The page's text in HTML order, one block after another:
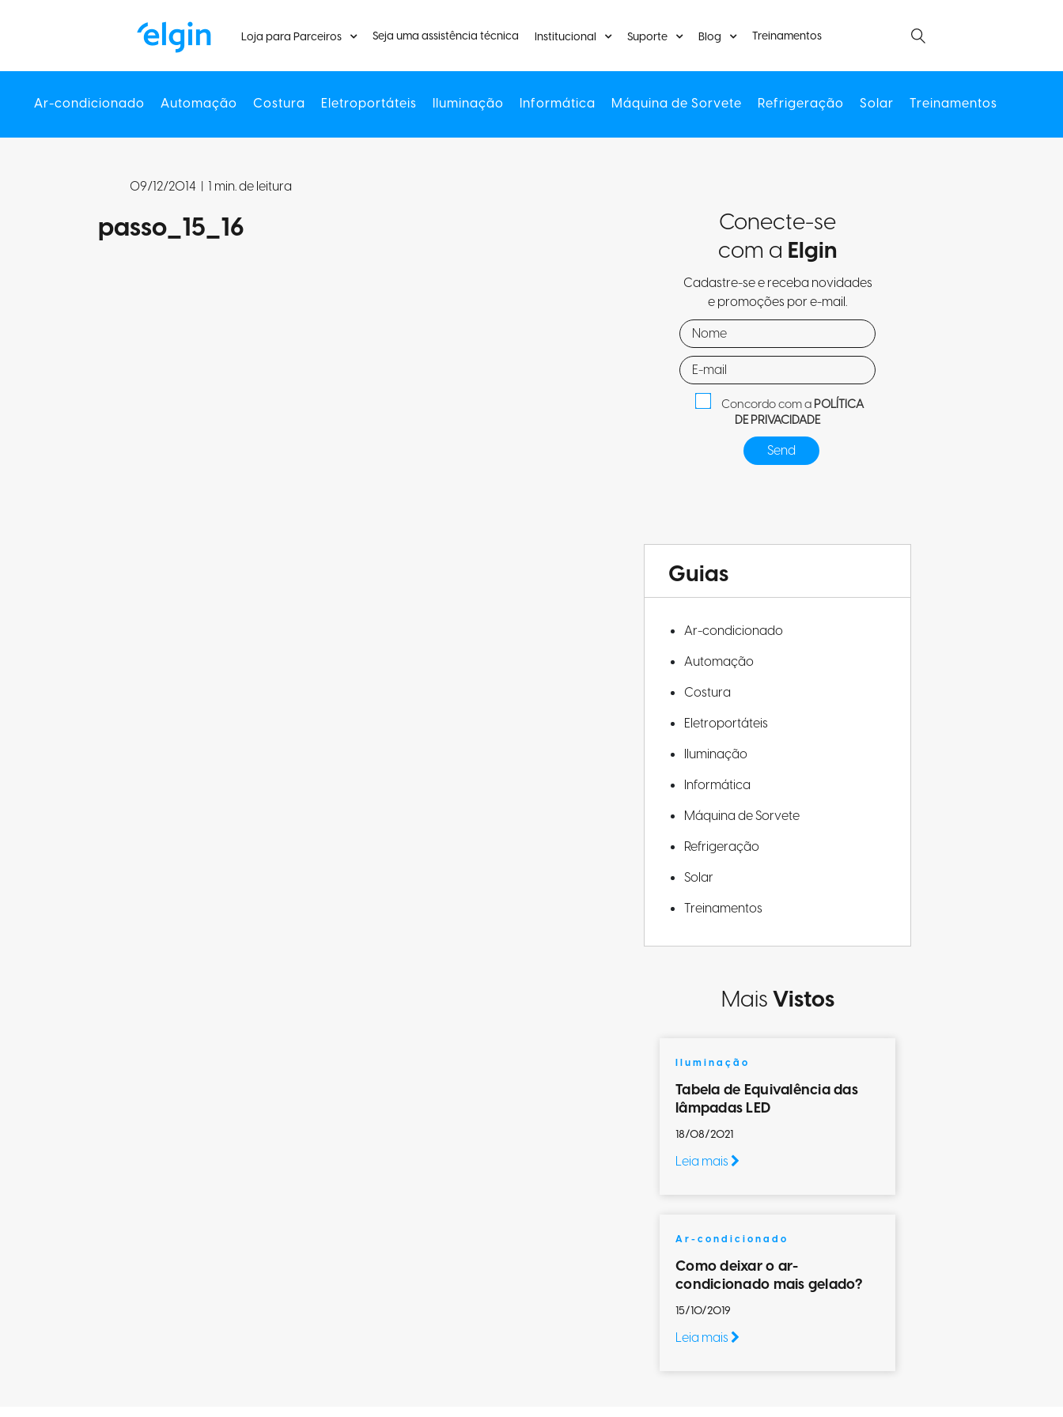
Loja para Parceiros Seja uma assistência técnica Institucional Suporte Blog Treinamentos
Ar-condicionado Automação Costura Eletroportáteis Iluminação Informática Máquina de Sorvete Refrigeração Solar Treinamentos
09/12/2014 | 1 min. de leitura
passo_15_16
Conecte-se
com a Elgin
Cadastre-se e receba novidades
e promoções por e-mail.
Concordo com aPOLÍTICA
DE PRIVACIDADE
Guias
Ar-condicionado
Automação
Costura
Eletroportáteis
Iluminação
Informática
Máquina de Sorvete
Refrigeração
Solar
Treinamentos
MaisVistos
Iluminação
Tabela de Equivalência das
lâmpadas LED
18/08/2021
Leia mais
Ar-condicionado
Como deixar o ar-
condicionado mais gelado?
15/10/2019
Leia mais